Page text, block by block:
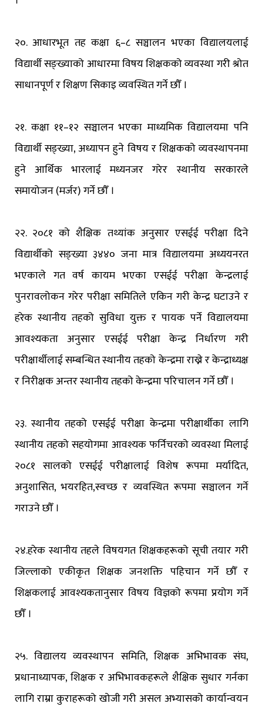
२०. आधारभूत तह कक्षा ६–८ सञ्चालन भएका विद्यालयलाई
विद्यार्थी सङ्ख्याको आधारमा विषय शिक्षकको व्यवस्था गरी श्रोत
साधानपूर्ण र शिक्षण सिकाइ व्यवस्थित गर्ने छौँ ।
२१. कक्षा ११–१२ सञ्चालन भएका माध्यमिक विद्यालयमा पनि
विद्यार्थी सङ्ख्या, अध्यापन हुने विषय र शिक्षकको व्यवस्थापनमा
हुने आर्थिक भारलाई मध्यनजर गरेर स्थानीय सरकारले
समायोजन (मर्जर) गर्ने छौँ ।
२२. २०८१ को शैक्षिक तथ्यांक अनुसार एसईई परीक्षा दिने
विद्यार्थीको सङ्ख्या ३४४० जना मात्र विद्यालयमा अध्ययनरत
भएकाले गत वर्ष कायम भएका एसईई परीक्षा केन्द्रलाई
पुनरावलोकन गरेर परीक्षा समितिले एकिन गरी केन्द्र घटाउने र
हरेक स्थानीय तहको सुविधा युक्त र पायक पर्ने विद्यालयमा
आवश्यकता अनुसार एसईई परीक्षा केन्द्र निर्धारण गरी
परीक्षार्थीलाई सम्बन्धित स्थानीय तहको केन्द्रमा राख्ने र केन्द्राध्यक्ष
र निरीक्षक अन्तर स्थानीय तहको केन्द्रमा परिचालन गर्ने छौँ ।
२३. स्थानीय तहको एसईई परीक्षा केन्द्रमा परीक्षार्थीका लागि
स्थानीय तहको सहयोगमा आवश्यक फर्निचरको व्यवस्था मिलाई
२०८१ सालको एसईई परीक्षालाई विशेष रूपमा मर्यादित,
अनुशासित, भयरहित,स्वच्छ र व्यवस्थित रूपमा सञ्चालन गर्ने
गराउने छौँ ।
२४.हरेक स्थानीय तहले विषयगत शिक्षकहरूको सूची तयार गरी
जिल्लाको एकीकृत शिक्षक जनशक्ति पहिचान गर्ने छौँ र
शिक्षकलाई आवश्यकतानुसार विषय विज्ञको रूपमा प्रयोग गर्ने
छौँ ।
२५. विद्यालय व्यवस्थापन समिति, शिक्षक अभिभावक संघ,
प्रधानाध्यापक, शिक्षक र अभिभावकहरूले शैक्षिक सुधार गर्नका
लागि राम्रा कुराहरूको खोजी गरी असल अभ्यासको कार्यान्वयन